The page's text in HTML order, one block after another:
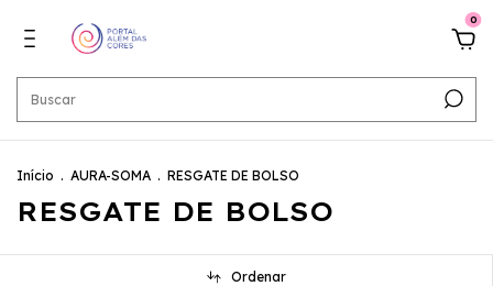
0
Início . AURA-SOMA . RESGATE DE BOLSO
RESGATE DE BOLSO
Ordenar